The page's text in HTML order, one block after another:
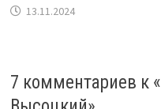
13.11.2024
7 комментариев к «